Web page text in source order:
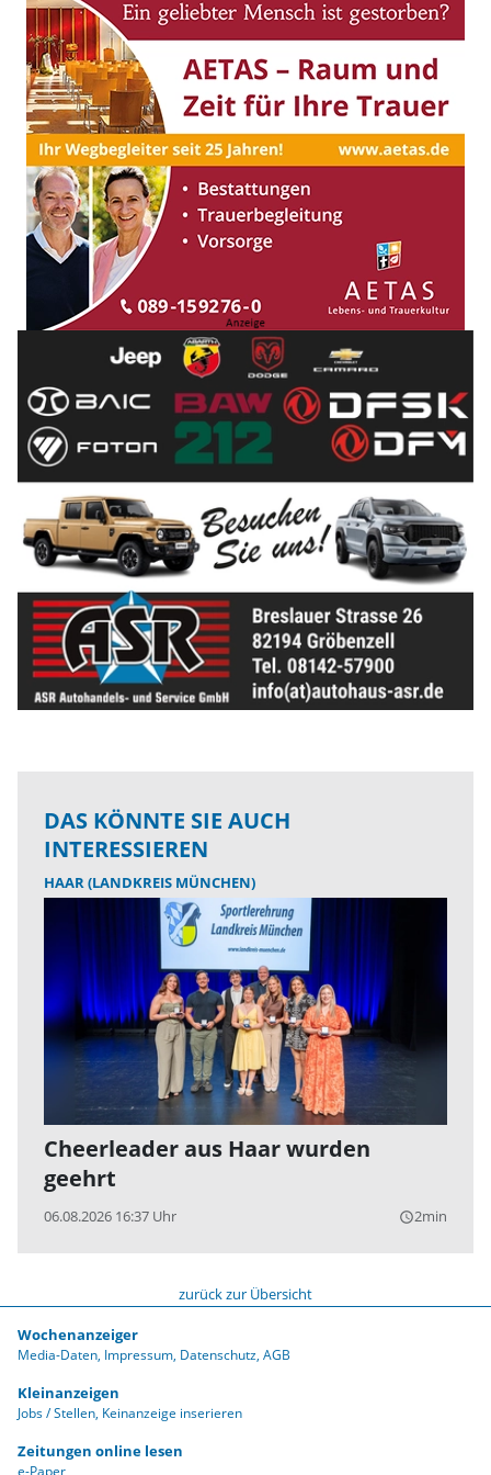
DAS KÖNNTE SIE AUCH
INTERESSIEREN
HAAR (LANDKREIS MÜNCHEN)
Cheerleader aus Haar wurden
geehrt
06.08.2026 16:37 Uhr query_builder2min
zurück zur Übersicht
Wochenanzeiger
Media-Daten Impressum Datenschutz AGB
Kleinanzeigen
Jobs / Stellen Keinanzeige inserieren
Zeitungen online lesen